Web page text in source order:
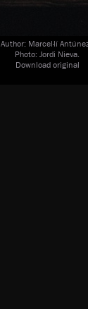
Author: Marcel·lí
Photo: Jordi Nieva.
Download original